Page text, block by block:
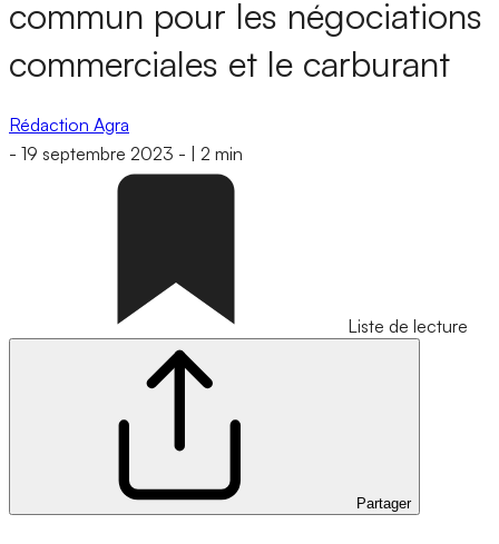
commun pour les négociations
commerciales et le carburant
Rédaction Agra
- 19 septembre 2023 - 2 min
Liste de lecture
Partager